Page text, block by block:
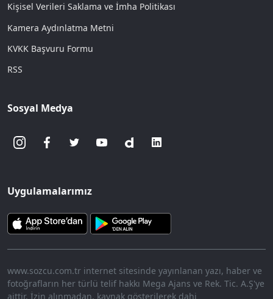
Kişisel Verileri Saklama ve İmha Politikası
Kamera Aydınlatma Metni
KVKK Başvuru Formu
RSS
Sosyal Medya
Uygulamalarımız
www.sozcu.com.tr internet sitesinde yayınlanan yazı, haber ve
fotoğrafların her türlü telif hakkı Mega Ajans ve Rek. Tic. A.Ş'ye
aittir. İzin alınmadan, kaynak gösterilerek dahi